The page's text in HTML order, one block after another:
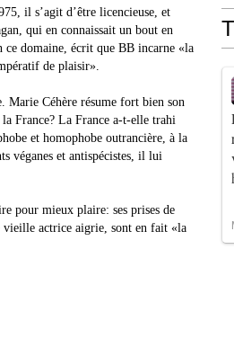
il s’agit d’être licencieuse, et
qui en connaissait un bout en
ce domaine, écrit que BB incarne «la
de plaisir».
Marie Céhère résume fort bien son
France? La France a-t-elle trahi
et homophobe outrancière, à la
véganes et antispécistes, il lui
pour mieux plaire: ses prises de
vieille actrice aigrie, sont en fait «la